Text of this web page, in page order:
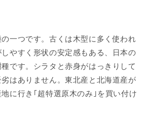
一つです。古くは木型に多く使われ
やすく形状の安定感もある、日本の
です。シラタと赤身がはっきりして
はありません。東北産と北海道産が
に行き｢超特選原木のみ｣を買い付け